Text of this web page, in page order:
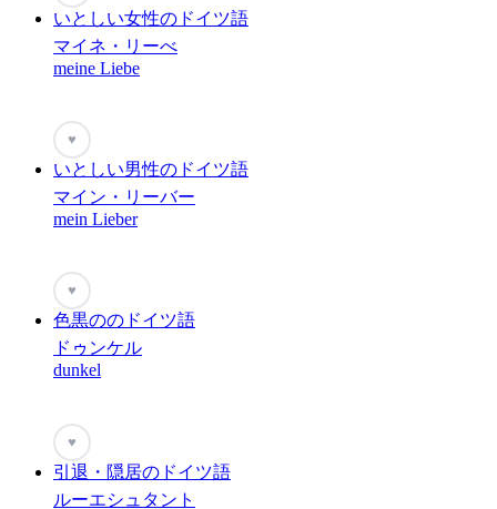
いとしい女性のドイツ語
マイネ・リーべ
meine Liebe
♥
いとしい男性のドイツ語
マイン・リーバー
mein Lieber
♥
色黒ののドイツ語
ドゥンケル
dunkel
♥
引退・隠居のドイツ語
ルーエシュタント